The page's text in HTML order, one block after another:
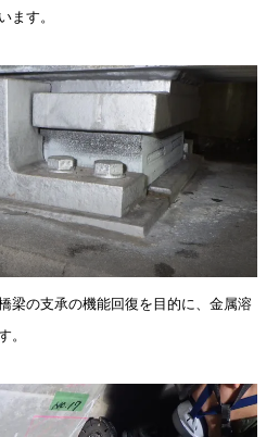
ます。
梁の支承の機能回復を目的に、金属溶
。